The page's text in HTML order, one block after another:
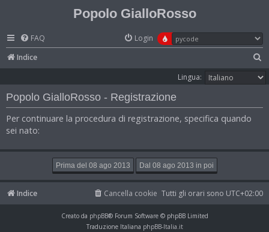
Popolo GialloRosso
FAQ
Login
Indice
r
Lingua:
Popolo GialloRosso - Registrazione
Per continuare la procedura di registrazione, specifica quando
sei nato:
Indice Tutti gli orari sono UTC+02:00
Cancella cookie
Creato da phpBB® Forum Software © phpBB Limited
Traduzione Italiana phpBB-Italia.it